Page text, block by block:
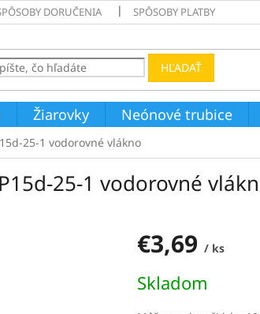
DORUČENIA SPÔSOBY PLATBY
HĽADAŤ
Žiarovky Neónové trubice
25-1 vodorovné vlákno
25-1 vodorovné
€3,69 / ks
cena:
Skladom